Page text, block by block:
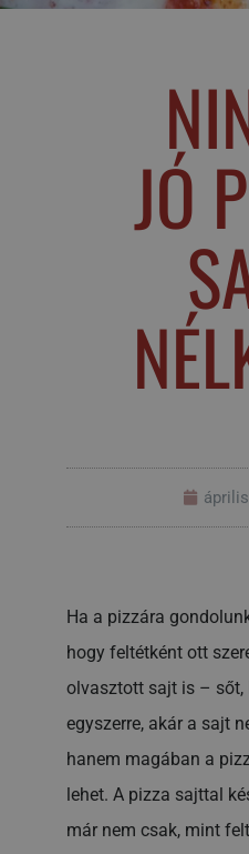
JÓ
Ha a pizzára
hogy feltétként ott
olvasztott sajt is – sőt,
egyszerre, akár a sajt
hanem magában a
lehet. A pizza sajttal
már nem csak, mint